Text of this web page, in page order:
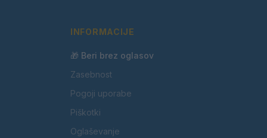
INFORMACIJE
🎁 Beri brez oglasov
Zasebnost
Pogoji uporabe
Piškotki
Oglaševanje